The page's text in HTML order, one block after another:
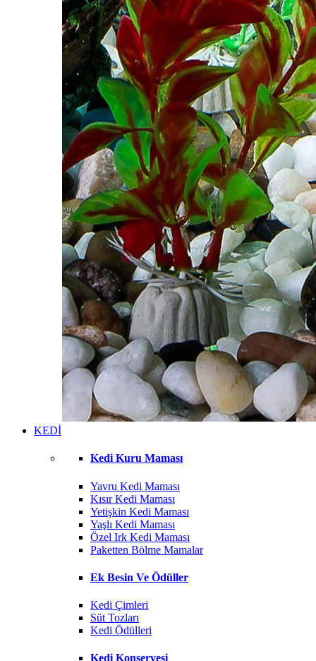
KEDİ
Kedi Kuru Maması
Yavru Kedi Maması
Kısır Kedi Maması
Yetişkin Kedi Maması
Yaşlı Kedi Maması
Özel Irk Kedi Maması
Paketten Bölme Mamalar
Ek Besin Ve Ödüller
Kedi Çimleri
Süt Tozları
Kedi Ödülleri
Kedi Konservesi